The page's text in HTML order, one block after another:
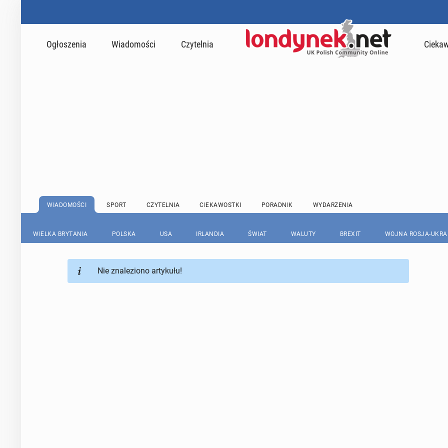
Ogłoszenia Wiadomości Czytelnia
WIADOMOŚCI SPORT CZYTELNIA CIEKAWOSTKI PORADNIK WYDARZENIA
WIELKA BRYTANIA POLSKA USA IRLANDIA ŚWIAT WALUTY BREXIT WOJNA ROSJA-
Nie znaleziono artykułu!